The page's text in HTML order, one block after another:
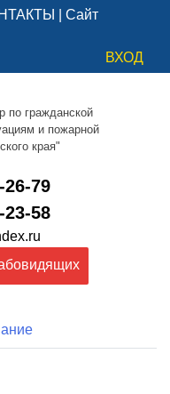
Сайт
ВХОД
по гражданской
и пожарной
края"
26-79
23-58